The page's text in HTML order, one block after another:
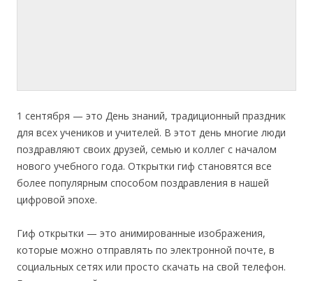
1 сентября — это День знаний, традиционный праздник
для всех учеников и учителей. В этот день многие люди
поздравляют своих друзей, семью и коллег с началом
нового учебного года. Открытки гиф становятся все
более популярным способом поздравления в нашей
цифровой эпохе.
Гиф открытки — это анимированные изображения,
которые можно отправлять по электронной почте, в
социальных сетях или просто скачать на свой телефон.